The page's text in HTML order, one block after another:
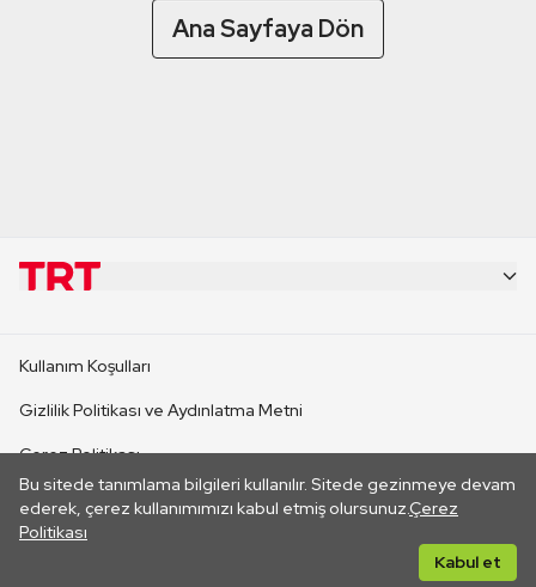
Ana Sayfaya Dön
Bu sitede tanımlama bilgileri kullanılır. Sitede gezinmeye devam
ederek, çerez kullanımımızı kabul etmiş olursunuz.Çerez
Politikası
Kabul et
CANLI YAYINLAR
Kullanım Koşulları
Gizlilik Politikası ve Aydınlatma Metni
Çerez Politikası
İletişim
Her hakkı saklıdır. ©2026 TRT. Bağlantı yoluyla gidilen dış